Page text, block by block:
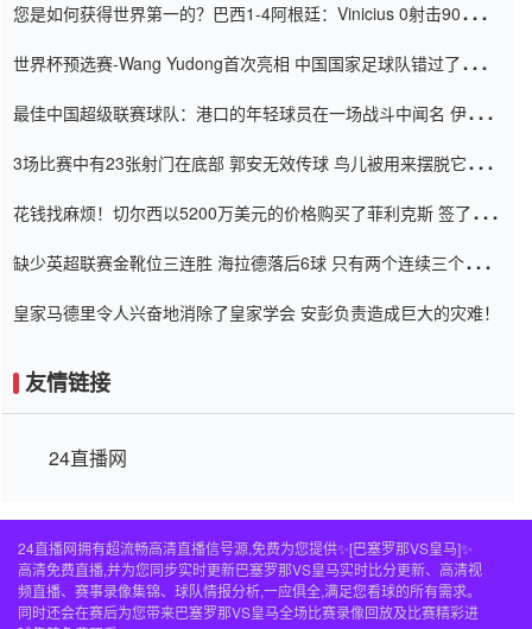
您是如何获得世界第一的？巴西1-4阿根廷：Vinicius 0射击90分钟
世界杯预选赛-Wang Yudong首次亮相 中国国家足球队错过了世界
最佳中国超级联赛球队：港口的年轻球员在一场战斗中闻名 伊万放
3场比赛中有23张射门在底部 郭安无效传球 鸟儿被用来摆脱它
花钱找麻烦！切尔西以5200万美元的价格购买了菲利克斯 签了7年
缺少英超联赛金靴位三连胜 海拉德落后6球 只有两个连续三个连续
皇家马德里令人兴奋地消除了皇家学会 安彭负责造成巨大的灾难！
友情链接
24直播网
24直播网拥有超流畅高清直播信号源,免费为您提供✨[巴塞罗那VS皇马]✨
高清免费直播,并为您同步实时更新巴塞罗那VS皇马实时比分更新、高清视
频直播、赛事录像集锦、球队情报分析,一应俱全,满足您看球的所有需求。
同时还会在赛后为您带来巴塞罗那VS皇马全场比赛录像回放及比赛精彩进